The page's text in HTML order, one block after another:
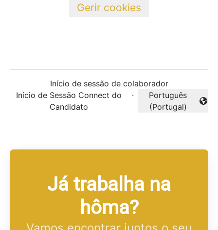
Gerir cookies
Início de sessão de colaborador
Início de Sessão Connect do
Candidato
·
Alterar idioma
Português
(Portugal)
Já trabalha na
hôma?